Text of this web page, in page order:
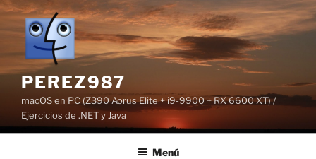
Saltar
contenido
PEREZ987
macOS en PC (Z390 Aorus Elite + i9-9900 + RX 6600 XT) /
Ejercicios de .NET y Java
Menú